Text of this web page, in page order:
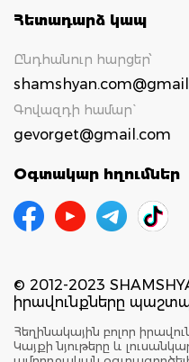
Հետադարձ կապ
Ընդհանուր հարցեր՝
Գովազդի համար`
gevorget@gmail.com
Օգտակար հղումներ
© 2012-2023
իրավունքները
Հեղինակային բոլոր
Կայքի նյութերը և